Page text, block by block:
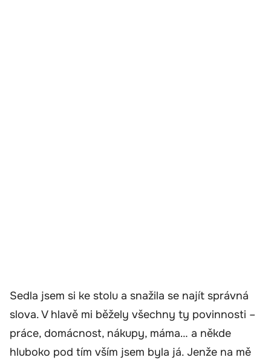
Sedla jsem si ke stolu a snažila se najít správná
slova. V hlavě mi běžely všechny ty povinnosti –
práce, domácnost, nákupy, máma… a někde
hluboko pod tím vším jsem byla já. Jenže na mě